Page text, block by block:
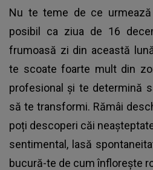
Nu te teme de ce
posibil ca ziua de 16
frumoasă zi din această
te scoate foarte mult din
profesional și te determină
să te transformi. Rămâi
poți descoperi căi
sentimental, lasă
bucură-te de cum înflorește